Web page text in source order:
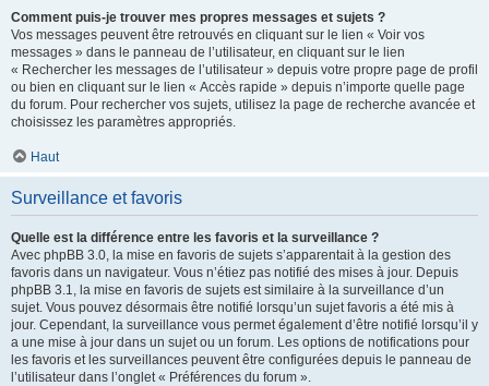
Comment puis-je trouver mes propres messages et sujets ?
Vos messages peuvent être retrouvés en cliquant sur le lien « Voir vos
messages » dans le panneau de l’utilisateur, en cliquant sur le lien
« Rechercher les messages de l’utilisateur » depuis votre propre page de profil
ou bien en cliquant sur le lien « Accès rapide » depuis n’importe quelle page
du forum. Pour rechercher vos sujets, utilisez la page de recherche avancée et
choisissez les paramètres appropriés.
Haut
Surveillance et favoris
Quelle est la différence entre les favoris et la surveillance ?
Avec phpBB 3.0, la mise en favoris de sujets s’apparentait à la gestion des
favoris dans un navigateur. Vous n’étiez pas notifié des mises à jour. Depuis
phpBB 3.1, la mise en favoris de sujets est similaire à la surveillance d’un
sujet. Vous pouvez désormais être notifié lorsqu’un sujet favoris a été mis à
jour. Cependant, la surveillance vous permet également d’être notifié lorsqu’il y
a une mise à jour dans un sujet ou un forum. Les options de notifications pour
les favoris et les surveillances peuvent être configurées depuis le panneau de
l’utilisateur dans l’onglet « Préférences du forum ».